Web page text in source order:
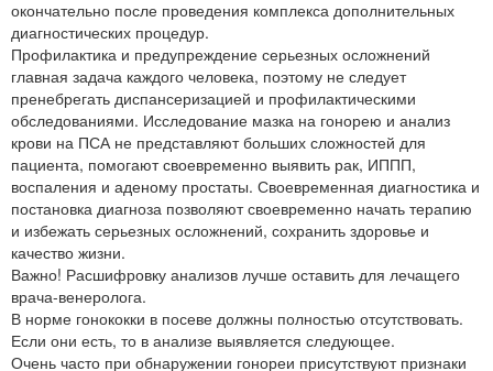
окончательно после проведения комплекса дополнительных
диагностических процедур.
Профилактика и предупреждение серьезных осложнений
главная задача каждого человека, поэтому не следует
пренебрегать диспансеризацией и профилактическими
обследованиями. Исследование мазка на гонорею и анализ
крови на ПСА не представляют больших сложностей для
пациента, помогают своевременно выявить рак, ИППП,
воспаления и аденому простаты. Своевременная диагностика и
постановка диагноза позволяют своевременно начать терапию
и избежать серьезных осложнений, сохранить здоровье и
качество жизни.
Важно! Расшифровку анализов лучше оставить для лечащего
врача-венеролога.
В норме гонококки в посеве должны полностью отсутствовать.
Если они есть, то в анализе выявляется следующее.
Очень часто при обнаружении гонореи присутствуют признаки